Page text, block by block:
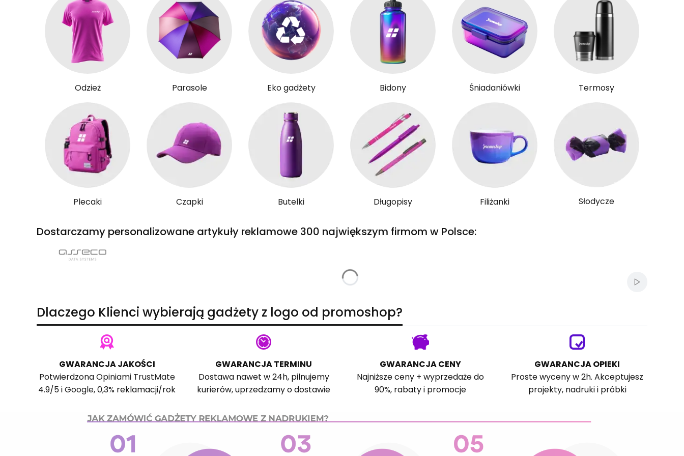
Odzież Parasole Eko gadżety Bidony Śniadaniówki Termosy
Plecaki Czapki Butelki Długopisy Filiżanki Słodycze
Dostarczamy personalizowane artykuły reklamowe 300 największym firmom w Polsce:
Włącz
Dlaczego Klienci wybierają gadżety z logo od promoshop?
GWARANCJA JAKOŚCI
PotwierdzonaOpiniami TrustMate
4.9/5 iGoogle, 0,3% reklamacji/rok
GWARANCJA TERMINU
Dostawa nawet w 24h, pilnujemy
kurierów, uprzedzamy o dostawie
GWARANCJA CENY
Najniższe ceny + wyprzedaże do
90%, rabaty i promocje
GWARANCJA OPIEKI
Proste wyceny w 2h. Akceptujesz
projekty, nadruki i próbki